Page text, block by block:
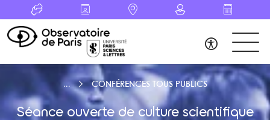
CONFÉRENCES TOUS PUBLICS
Séance ouverte de culture scientifique